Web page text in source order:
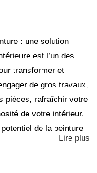
: une solution
est l’un des
transformer et
de gros travaux,
pièces, rafraîchir votre
de votre intérieur.
de la peinture
Lire plus